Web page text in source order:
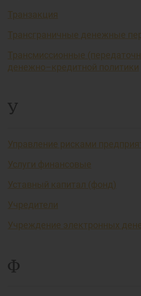
Транзакция
Трансграничные денежные
Трансмиссионные
денежно–кредитной политики
У
Управление рисками
Услуги финансовые
Уставный капитал (фонд)
Учредители
Учреждение электронных
Ф